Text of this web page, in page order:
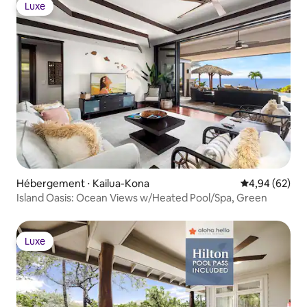
Luxe
Luxe
Hébergement ⋅ Kailua-Kona Évaluation
4,94 (62)
Island Oasis: Ocean Views w/Heated Pool/Spa, Green
Luxe
Luxe